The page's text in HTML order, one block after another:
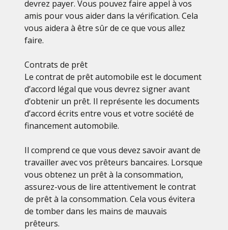
devrez payer. Vous pouvez faire appel à vos
amis pour vous aider dans la vérification. Cela
vous aidera à être sûr de ce que vous allez
faire.
Contrats de prêt
Le contrat de prêt automobile est le document
d’accord légal que vous devrez signer avant
d’obtenir un prêt. Il représente les documents
d’accord écrits entre vous et votre société de
financement automobile.
Il comprend ce que vous devez savoir avant de
travailler avec vos prêteurs bancaires. Lorsque
vous obtenez un prêt à la consommation,
assurez-vous de lire attentivement le contrat
de prêt à la consommation. Cela vous évitera
de tomber dans les mains de mauvais
prêteurs.